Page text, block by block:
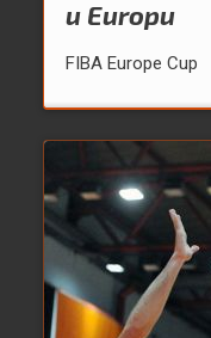
u Europu
FIBA Europe Cup